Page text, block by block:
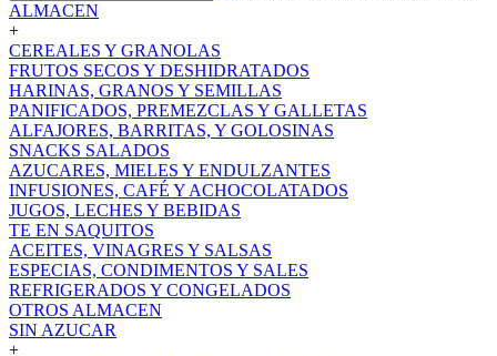
ALMACEN
+
CEREALES Y GRANOLAS
FRUTOS SECOS Y DESHIDRATADOS
HARINAS, GRANOS Y SEMILLAS
PANIFICADOS, PREMEZCLAS Y GALLETAS
ALFAJORES, BARRITAS, Y GOLOSINAS
SNACKS SALADOS
AZUCARES, MIELES Y ENDULZANTES
INFUSIONES, CAFÉ Y ACHOCOLATADOS
JUGOS, LECHES Y BEBIDAS
TE EN SAQUITOS
ACEITES, VINAGRES Y SALSAS
ESPECIAS, CONDIMENTOS Y SALES
REFRIGERADOS Y CONGELADOS
OTROS ALMACEN
SIN AZUCAR
+